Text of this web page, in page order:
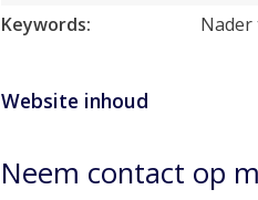
Keywords: Nader
Website inhoud
Neem contact op